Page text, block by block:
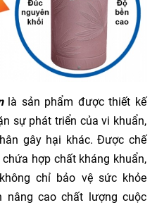
là sản phẩm được thiết kế
sự phát triển của vi khuẩn,
gây hại khác. Được chế
hợp chất kháng khuẩn,
chỉ bảo vệ sức khỏe
nâng cao chất lượng cuộc